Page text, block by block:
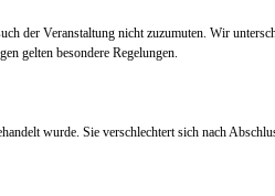
der Veranstaltung nicht zuzumuten. Wir
gelten besondere Regelungen.
wurde. Sie verschlechtert sich nach